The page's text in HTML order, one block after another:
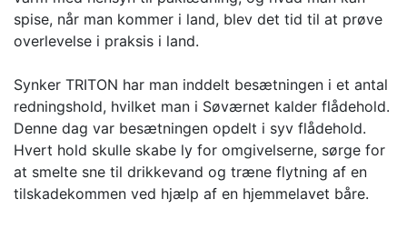
spise, når man kommer i land, blev det tid til at prøve
overlevelse i praksis i land.
Synker TRITON har man inddelt besætningen i et antal
redningshold, hvilket man i Søværnet kalder flådehold.
Denne dag var besætningen opdelt i syv flådehold.
Hvert hold skulle skabe ly for omgivelserne, sørge for
at smelte sne til drikkevand og træne flytning af en
tilskadekommen ved hjælp af en hjemmelavet båre.